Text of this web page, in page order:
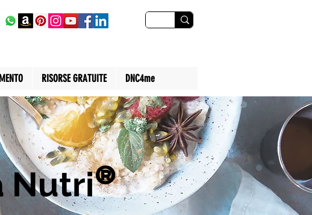
RISORSE GRATUITE DNC4me
Nutri®